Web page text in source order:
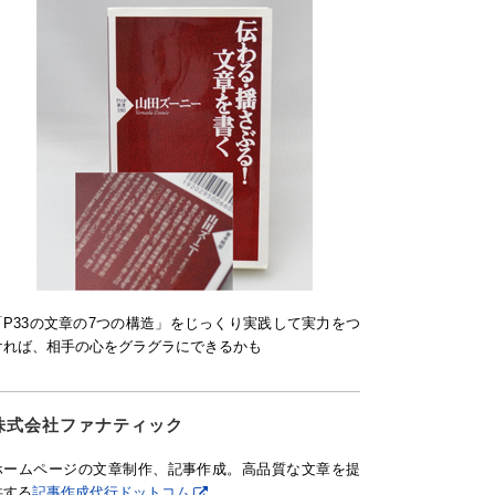
P33の文章の7つの構造」をじっくり実践して実力をつ
れば、相手の心をグラグラにできるかも
式会社ファナティック
ームページの文章制作、記事作成。高品質な文章を提